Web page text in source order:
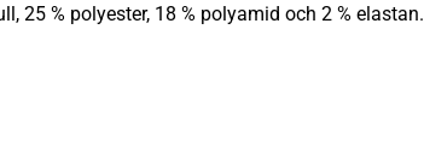
25 % polyester, 18 % polyamid och 2 % elastan.